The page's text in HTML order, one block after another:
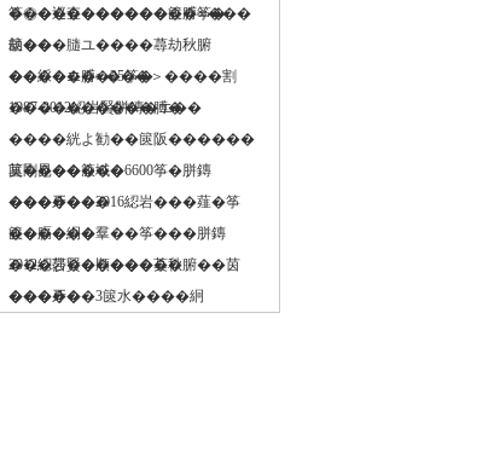
������������膊∞���
劫��
筝㊤�巡査������篋�筝�
篋���膸ユ����蕁劫秋腑
�������25筝�
��綵�エ膊∞���＞����割
����������膊�
1987-2012綛岩賢胼鏄�エ��
����絖よ勧��篋阪������
茣剛昆��箙域�
篋�������6600筝�胼鏄
�������
���牙��2016綛岩���薤�筝
��膈�絅�
篋�����羣��筝���胼鏄
���莎������茣�
2012綛岩賢�順����秋腑��茵
�����
���牙��3篋水����絅